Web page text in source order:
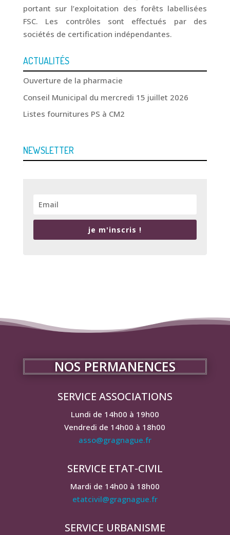
portant sur l’exploitation des forêts labellisées
FSC. Les contrôles sont effectués par des
sociétés de certification indépendantes.
ACTUALITÉS
Ouverture de la pharmacie
Conseil Municipal du mercredi 15 juillet 2026
Listes fournitures PS à CM2
NEWSLETTER
je m'inscris !
NOS PERMANENCES
SERVICE ASSOCIATIONS
Lundi de 14h00 à 19h00
Vendredi de 14h00 à 18h00
asso@gragnague.fr
SERVICE ETAT-CIVIL
Mardi de 14h00 à 18h00
etatcivil@gragnague.fr
SERVICE URBANISME